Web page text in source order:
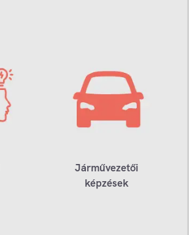
Járművezetői
képzések